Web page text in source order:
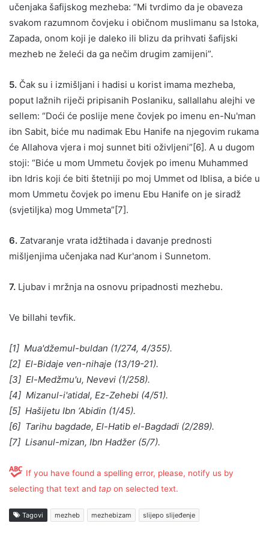
učenjaka šafijskog mezheba: “Mi tvrdimo da je obaveza
svakom razumnom čovjeku i običnom muslimanu sa Istoka,
Zapada, onom koji je daleko ili blizu da prihvati šafijski
mezheb ne želeći da ga nečim drugim zamijeni”.
5. Čak su i izmišljani i hadisi u korist imama mezheba,
poput lažnih riječi pripisanih Poslaniku, sallallahu alejhi ve
sellem: “Doći će poslije mene čovjek po imenu en-Nu'man
ibn Sabit, biće mu nadimak Ebu Hanife na njegovim rukama
će Allahova vjera i moj sunnet biti oživljeni”[6]. A u dugom
stoji: “Biće u mom Ummetu čovjek po imenu Muhammed
ibn Idris koji će biti štetniji po moj Ummet od Iblisa, a biće u
mom Ummetu čovjek po imenu Ebu Hanife on je siradž
(svjetiljka) mog Ummeta”[7].
6. Zatvaranje vrata idžtihada i davanje prednosti
mišljenjima učenjaka nad Kur'anom i Sunnetom.
7. Ljubav i mržnja na osnovu pripadnosti mezhebu.
Ve billahi tevfik.
[1] Mua'džemul-buldan (1/274, 4/355).
[2] El-Bidaje ven-nihaje (13/19-21).
[3] El-Medžmu'u, Nevevi (1/258).
[4] Mizanul-i'atidal, Ez-Zehebi (4/51).
[5] Hašijetu Ibn ‘Abidin (1/45).
[6] Tarihu bagdade, El-Hatib el-Bagdadi (2/289).
[7] Lisanul-mizan, Ibn Hadžer (5/7).
If you have found a spelling error, please, notify us by
selecting that text and tap on selected text.
Tagovi mezheb mezhebizam slijepo slijeđenje